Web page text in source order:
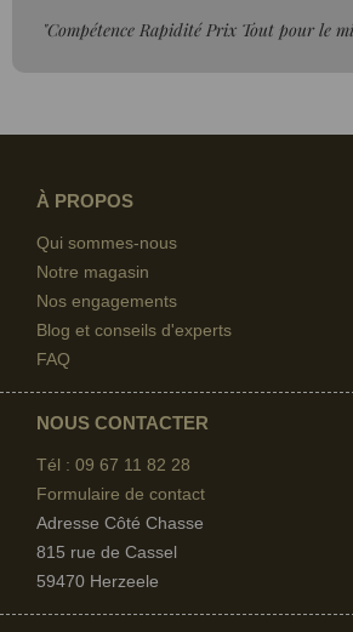
"Compétence Rapidité Prix Tout pour le
À PROPOS
Qui sommes-nous
Notre magasin
Nos engagements
Blog et conseils d'experts
FAQ
NOUS CONTACTER
Tél : 09 67 11 82 28
Formulaire de contact
Adresse Côté Chasse
815 rue de Cassel
59470 Herzeele